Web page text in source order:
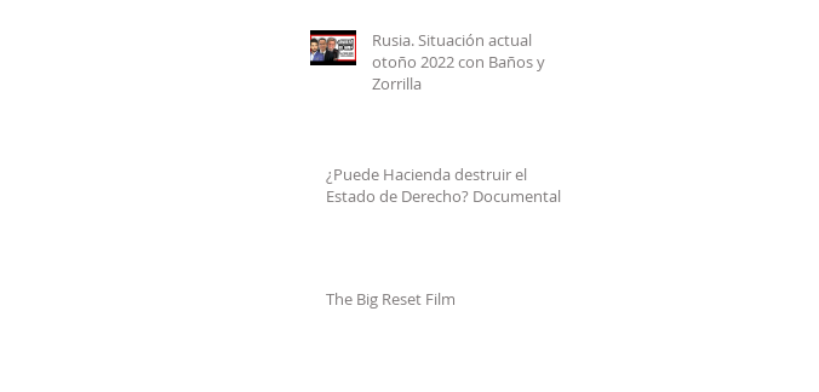
Rusia. Situación actual
otoño 2022 con Baños y
Zorrilla
¿Puede Hacienda destruir el
Estado de Derecho? Documental
The Big Reset Film